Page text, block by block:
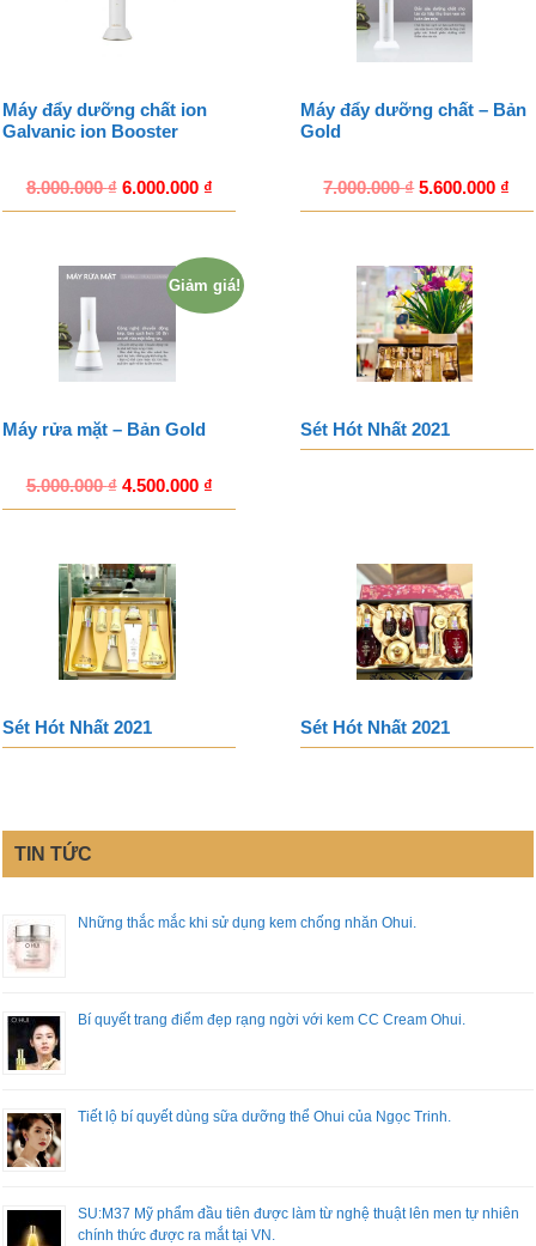
Máy đẩy dưỡng chất ion
Galvanic ion Booster
8.000.000₫ 6.000.000 ₫
Máy đẩy dưỡng chất – Bản
Gold
7.000.000₫ 5.600.000 ₫
Giảm giá!
Máy rửa mặt – Bản Gold
5.000.000₫ 4.500.000 ₫
Sét Hót Nhất 2021
Sét Hót Nhất 2021 Sét Hót Nhất 2021
TIN TỨC
Những thắc mắc khi sử dụng kem chống nhăn Ohui.
Bí quyết trang điểm đẹp rạng ngời với kem CC Cream Ohui.
Tiết lộ bí quyết dùng sữa dưỡng thể Ohui của Ngọc Trinh.
SU:M37 Mỹ phẩm đầu tiên được làm từ nghệ thuật lên men tự nhiên
chính thức được ra mắt tại VN.